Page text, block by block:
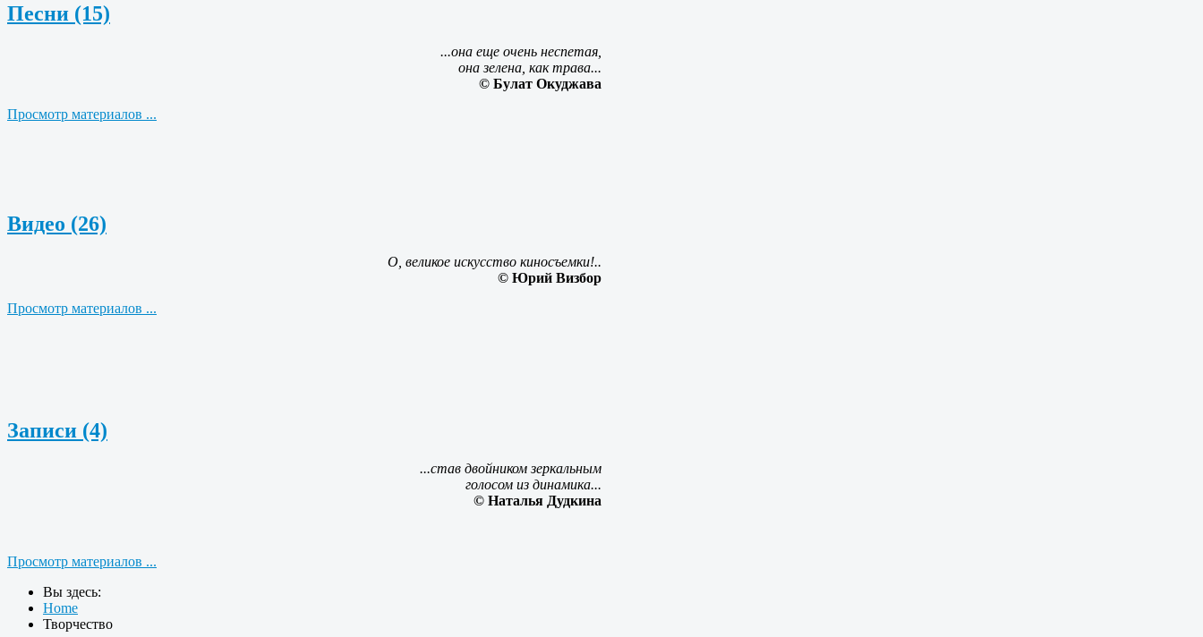
Песни (15)
...она еще очень неспетая,
она зелена, как трава...
© Булат Окуджава
Просмотр материалов ...
Видео (26)
О, великое искусство киносъемки!..
© Юрий Визбор
Просмотр материалов ...
Записи (4)
...став двойником зеркальным
голосом из динамика...
© Наталья Дудкина
Просмотр материалов ...
Вы здесь:
Home
Творчество